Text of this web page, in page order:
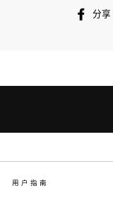
分享
用户指南